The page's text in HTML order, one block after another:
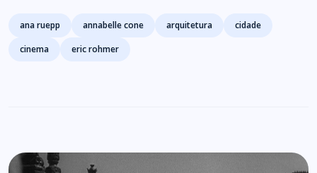
Tags
ana ruepp annabelle cone arquitetura
cidade
cinema
eric rohmer